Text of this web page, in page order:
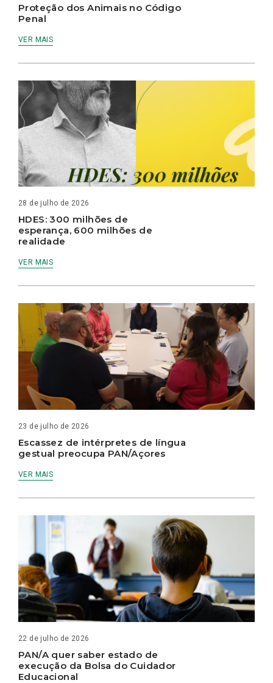
Proteção dos Animais no Código
Penal
VER MAIS
28 de julho de 2026
HDES: 300 milhões de
esperança, 600 milhões de
realidade
VER MAIS
23 de julho de 2026
Escassez de intérpretes de língua
gestual preocupa PAN/Açores
VER MAIS
22 de julho de 2026
PAN/A quer saber estado de
execução da Bolsa do Cuidador
Educacional